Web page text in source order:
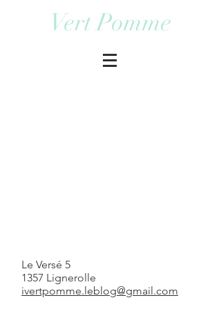
Vert Pomme
Le Versé 5
1357 Lignerolle
ivertpomme.leblog@gmail.com